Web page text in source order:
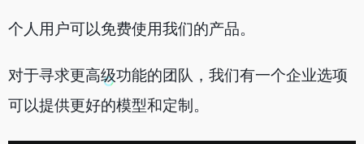
个人用户可以免费使用我们的产品。
对于寻求更高级功能的团队， 我们有一个企业选项
可以提供更好的模型和定制。